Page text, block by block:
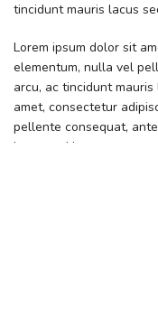
tincidunt mauris lacus
Lorem ipsum dolor sit
elementum, nulla vel
arcu, ac tincidunt
amet, consectetur
pellente consequat,
lacus sed leo.